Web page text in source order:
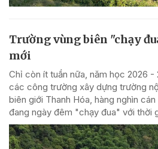
Trường vùng biên "chạy
mới
Chỉ còn ít tuần nữa, năm học 2026 -
các công trường xây dựng trường
biên giới Thanh Hóa, hàng nghìn
đang ngày đêm "chạy đua" với thời